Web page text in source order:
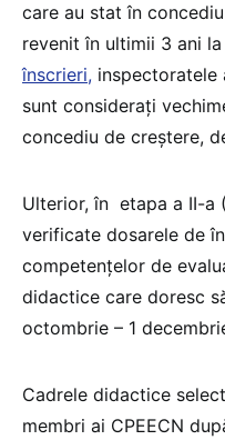
care au stat în
revenit în ultimii 3 ani
înscrieri, inspectoratele
sunt considerați
concediu de creștere,
Ulterior, în etapa a II-a
verificate dosarele de
competențelor de
didactice care doresc
octombrie – 1
Cadrele didactice
membri ai CPEECN